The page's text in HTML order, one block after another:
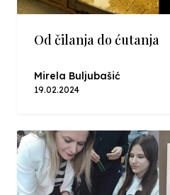
Od čilanja do ćutanja
Mirela Buljubašić
19.02.2024